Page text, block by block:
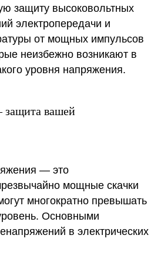
защиту высоковольтных
электропередачи и
от мощных импульсов
неизбежно возникают в
уровня напряжения.
вашей
— это
мощные скачки
многократно превышать
Основными
в электрических